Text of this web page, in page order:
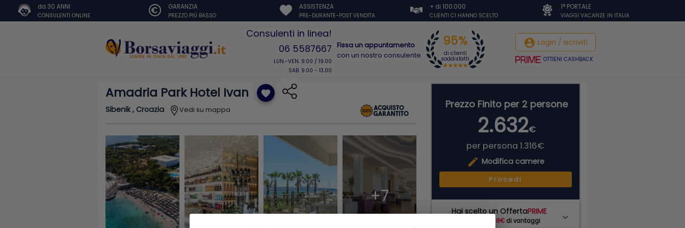
da 30 ANNI
CONSULENTI ONLINE
GARANZIA
PREZZO PIÙ BASSO
ASSISTENZA
PRE-DURANTE-POST VENDITA
+ di 100.000
CLIENTI CI HANNO SCELTO
1° PORTALE
VIAGGI VACANZE IN ITALIA
Consulenti in linea!
06 5587667
LUN.-VEN. 9.00 / 19.00
SAB. 9.00 - 13.00
Fissa un appuntamento
con un nostro consulente
account_circle Login / Iscriviti
OTTIENI CASHBACK
95%
di clienti
soddisfatti
Amadria Park Hotel Ivan favorite
Sibenik , Croazia Vedi su mappa
+7
Prezzo Finito per 2 persone
2.632€
per persona 1.316€
edit Modifica camere
Procedi
Hai scelto un OffertaPRIME
158€di vantaggi